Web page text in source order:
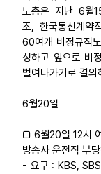
노총은 지난 6월
조, 한국통신계약
60여개 비정규직
성하고 앞으로 비
벌여나가기로 결의
6월20일
□ 6월20일 12시
방송사 운전직 부
- 요구 : KBS,